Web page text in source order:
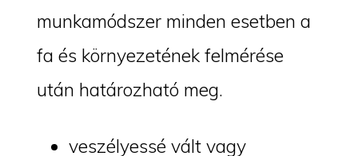
munkamódszer minden esetben a
fa és környezetének felmérése
után határozható meg.
veszélyessé vált vagy